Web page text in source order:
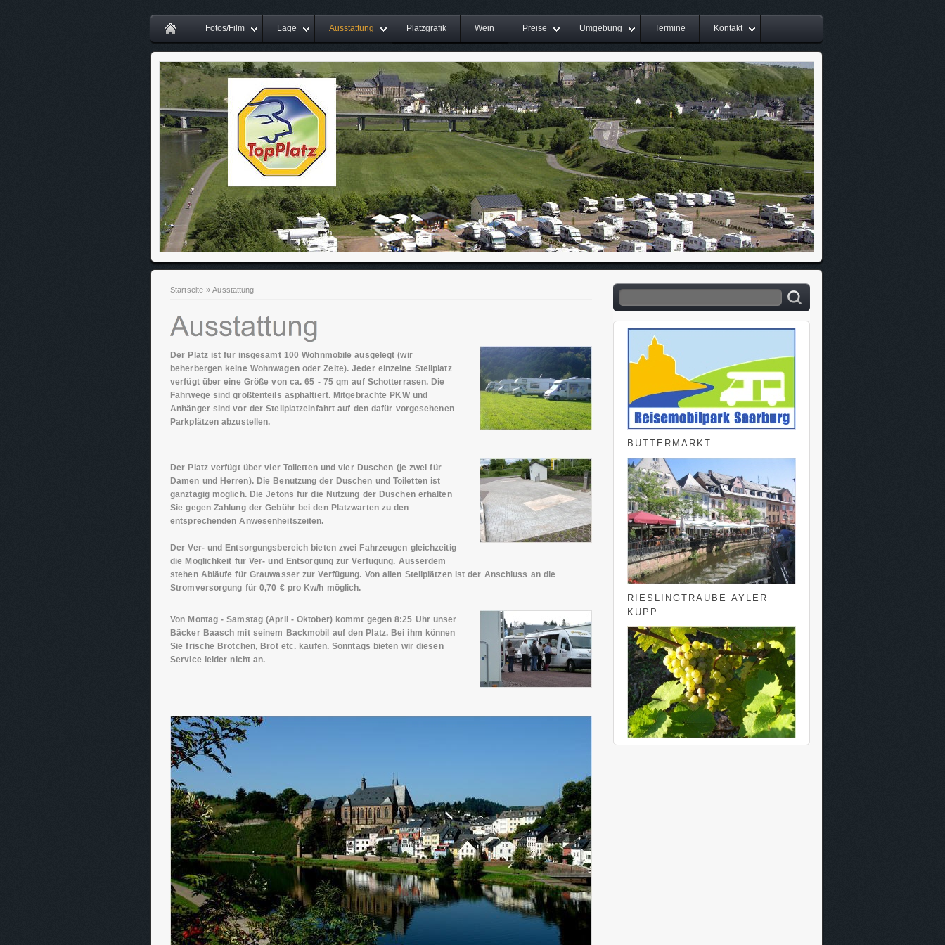
Fotos/Film Lage Ausstattung Platzgrafik Wein Preise Umgebung Termine Kontakt
Startseite »Ausstattung
Der Platz ist für insgesamt 100 Wohnmobile ausgelegt (wir
beherbergen keine Wohnwagen oder Zelte). Jeder einzelne Stellplatz
verfügt über eine Größe von ca. 65 - 75 qm auf Schotterrasen. Die
Fahrwege sind größtenteils asphaltiert. Mitgebrachte PKW und
Anhänger sind vor der Stellplatzeinfahrt auf den dafür vorgesehenen
Parkplätzen abzustellen.
Der Platz verfügt über vier Toiletten und vier Duschen (je zwei für
Damen und Herren). Die Benutzung der Duschen und Toiletten ist
ganztägig möglich. Die Jetons für die Nutzung der Duschen erhalten
Sie gegen Zahlung der Gebühr bei den Platzwarten zu den
entsprechenden Anwesenheitszeiten.
Der Ver- und Entsorgungsbereich bieten zwei Fahrzeugen gleichzeitig
die Möglichkeit für Ver- und Entsorgung zur Verfügung. Ausserdem
stehen Abläufe für Grauwasser zur Verfügung. Von allen Stellplätzen ist der Anschluss an die
Stromversorgung für 0,70 € pro Kw/h möglich.
Von Montag - Samstag (April - Oktober) kommt gegen 8:25 Uhr unser
Bäcker Baasch mit seinem Backmobil auf den Platz. Bei ihm können
Sie frische Brötchen, Brot etc. kaufen. Sonntags bieten wir diesen
Service leider nicht an.
BUTTERMARKT
RIESLINGTRAUBE AYLER
KUPP